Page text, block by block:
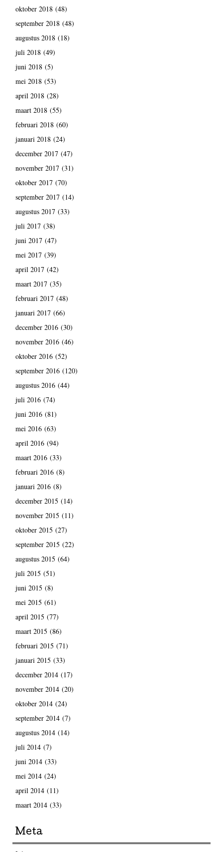
oktober 2018(48)
september 2018(48)
augustus 2018(18)
juli 2018(49)
juni 2018(5)
mei 2018(53)
april 2018(28)
maart 2018(55)
februari 2018(60)
januari 2018(24)
december 2017(47)
november 2017(31)
oktober 2017(70)
september 2017(14)
augustus 2017(33)
juli 2017(38)
juni 2017(47)
mei 2017(39)
april 2017(42)
maart 2017(35)
februari 2017(48)
januari 2017(66)
december 2016(30)
november 2016(46)
oktober 2016(52)
september 2016(120)
augustus 2016(44)
juli 2016(74)
juni 2016(81)
mei 2016(63)
april 2016(94)
maart 2016(33)
februari 2016(8)
januari 2016(8)
december 2015 (14)
november 2015 (11)
oktober 2015 (27)
september 2015 (22)
augustus 2015 (64)
juli 2015 (51)
juni 2015 (8)
mei 2015 (61)
april 2015 (77)
maart 2015 (86)
februari 2015 (71)
januari 2015 (33)
december 2014(17)
november 2014(20)
oktober 2014(24)
september 2014(7)
augustus 2014(14)
juli 2014(7)
juni 2014(33)
mei 2014(24)
april 2014(11)
maart 2014(33)
Meta